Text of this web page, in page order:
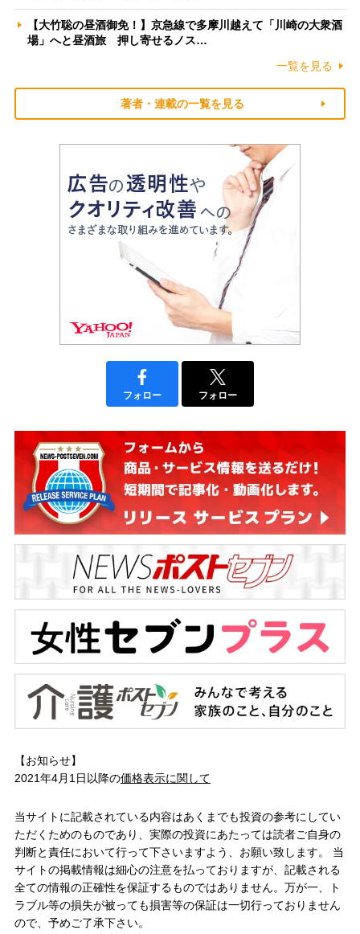
【大竹聡の昼酒御免！】京急線で多摩川越えて「川崎の大衆酒
場」へと昼酒旅 押し寄せるノス…
一覧を見る
著者・連載の一覧を見る
フォロー フォロー
【お知らせ】
2021年4月1日以降の価格表示に関して
当サイトに記載されている内容はあくまでも投資の参考にしてい
ただくためのものであり、実際の投資にあたっては読者ご自身の
判断と責任において行って下さいますよう、お願い致します。 当
サイトの掲載情報は細心の注意を払っておりますが、記載される
全ての情報の正確性を保証するものではありません。万が一、ト
ラブル等の損失が被っても損害等の保証は一切行っておりません
ので、予めご了承下さい。